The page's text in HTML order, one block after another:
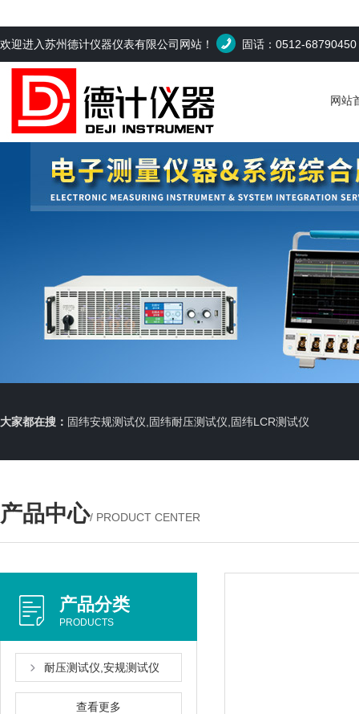
欢迎进入苏州德计仪器仪表有限公司网站！ 固话：0512-68790450
网站
大家都在搜： 固纬安规测试仪,固纬耐压测试仪,固纬LCR测试仪
产品中心/ PRODUCT CENTER
产品分类
PRODUCTS
耐压测试仪,安规测试仪
查看更多